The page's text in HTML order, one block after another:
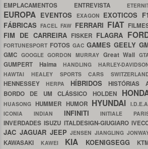
EMPLACAMENTOS ENTREVISTA
EUROPA EVENTOS EXAGON EXOTICOS F1
FÁBRICASFACELFAW FERRARI FIAT
FIM DE CARREIRA FISKER FLAGRA
FORTUNESPORT FOTOS GACGAMESGEELY
GMC GOOGLEGORDON MURRAY Great Wall
GUMPERT HaimaHANDLINGHARLEY-
HAWTAI HEALEY SPORTS CARS
HENNESSEY HERPA HÍBRIDOSHISTÓRIAS
BORDO DE UM CLÁSSICO HOLDEN
HUASONGHUMMER HUMOR HYUNDAI
ICONIA INDIAN INFINITIINITIALE
INVERDADESISUZU ITALDESIGN-GIUGIARO
JAC JAGUAR JEEPJENSENJIANGLING
KAWASAKI KAWEI KIA KOENIGSEGG